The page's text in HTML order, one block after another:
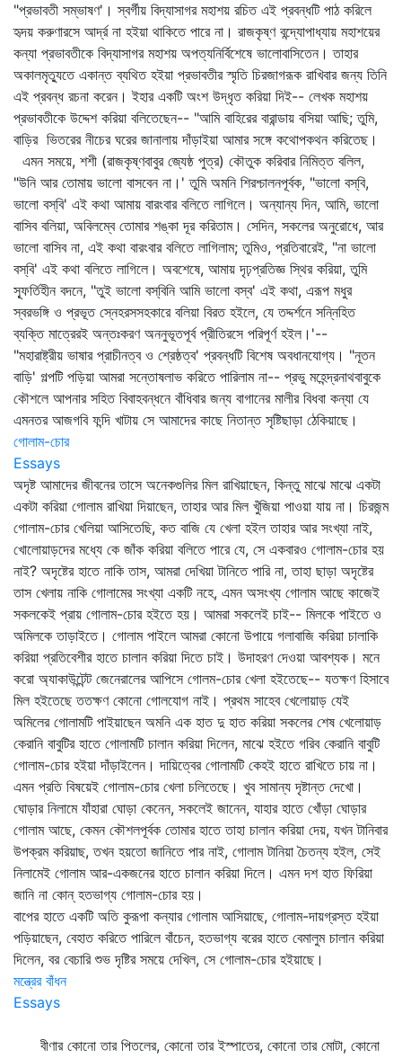
"প্রভাবতী সম্ভাষণ'। স্বর্গীয় বিদ্যাসাগর মহাশয় রচিত এই প্রবন্ধটি পাঠ করিলে
হৃদয় করুণারসে আর্দ্র না হইয়া থাকিতে পারে না। রাজকৃষ্ণ বন্দ্যোপাধ্যায় মহাশয়ের
কন্যা প্রভাবতীকে বিদ্যাসাগর মহাশয় অপত্যনির্বিশেষে ভালোবাসিতেন। তাহার
অকালমৃত্যুতে একান্ত ব্যথিত হইয়া প্রভাবতীর স্মৃতি চিরজাগরূক রাখিবার জন্য তিনি
এই প্রবন্ধ রচনা করেন। ইহার একটি অংশ উদ্‌ধৃত করিয়া দিই-- লেখক মহাশয়
প্রভাবতীকে উদ্দেশ করিয়া বলিতেছেন-- "আমি বাহিরের বারান্ডায় বসিয়া আছি; তুমি,
বাড়ির ভিতরের নীচের ঘরের জানালায় দাঁড়াইয়া আমার সঙ্গে কথোপকথন করিতেছ।
এমন সময়ে, শশী (রাজকৃষ্ণবাবুর জ্যেষ্ঠ পুত্র) কৌতুক করিবার নিমিত্ত বলিল,
"উনি আর তোমায় ভালো বাসবেন না।' তুমি অমনি শিরশ্চালনপূর্বক, "ভালো বস্‌বি,
ভালো বস্‌বি' এই কথা আমায় বারংবার বলিতে লাগিলে। অন্যান্য দিন, আমি, ভালো
বাসিব বলিয়া, অবিলম্বে তোমার শঙ্কা দূর করিতাম। সেদিন, সকলের অনুরোধে, আর
ভালো বাসিব না, এই কথা বারংবার বলিতে লাগিলাম; তুমিও, প্রতিবারেই, "না ভালো
বস্‌বি' এই কথা বলিতে লাগিলে। অবশেষে, আমায় দৃঢ়প্রতিজ্ঞ স্থির করিয়া, তুমি
স্ফূর্তিহীন বদনে, "তুই ভালো বস্‌বিনি আমি ভালো বস্‌ব' এই কথা, এরূপ মধুর
স্বরভঙ্গি ও প্রভূত স্নেহরসসহকারে বলিয়া বিরত হইলে, যে তদ্দর্শনে সন্নিহিত
ব্যক্তি মাত্রেরই অন্তঃকরণ অননুভূতপূর্ব প্রীতিরসে পরিপূর্ণ হইল।'--
"মহারাষ্ট্রীয় ভাষার প্রাচীনত্ব ও শ্রেষ্ঠত্ব' প্রবন্ধটি বিশেষ অবধানযোগ্য। "নূতন
বাড়ি' গল্পটি পড়িয়া আমরা সন্তোষলাভ করিতে পারিলাম না-- প্রভু মহেন্দ্রনাথবাবুকে
কৌশলে আপনার সহিত বিবাহবন্ধনে বাঁধিবার জন্য বাগানের মালীর বিধবা কন্যা যে
এমনতর আজগবি ফন্দি খাটায় সে আমাদের কাছে নিতান্ত সৃষ্টিছাড়া ঠেকিয়াছে।
গোলাম-চোর
Essays
অদৃষ্ট আমাদের জীবনের তাসে অনেকগুলির মিল রাখিয়াছেন, কিন্তু মাঝে মাঝে একটা
একটা করিয়া গোলাম রাখিয়া দিয়াছেন, তাহার আর মিল খুঁজিয়া পাওয়া যায় না। চিরজন্ম
গোলাম-চোর খেলিয়া আসিতেছি, কত বাজি যে খেলা হইল তাহার আর সংখ্যা নাই,
খোলোয়াড়দের মধ্যে কে জাঁক করিয়া বলিতে পারে যে, সে একবারও গোলাম-চোর হয়
নাই? অদৃষ্টের হাতে নাকি তাস, আমরা দেখিয়া টানিতে পারি না, তাহা ছাড়া অদৃষ্টের
তাস খেলায় নাকি গোলামের সংখ্যা একটি নহে, এমন অসংখ্য গোলাম আছে কাজেই
সকলকেই প্রায় গোলাম-চোর হইতে হয়। আমরা সকলেই চাই-- মিলকে পাইতে ও
অমিলকে তাড়াইতে। গোলাম পাইলে আমরা কোনো উপায়ে গলাবাজি করিয়া চালাকি
করিয়া প্রতিবেশীর হাতে চালান করিয়া দিতে চাই। উদাহরণ দেওয়া আবশ্যক। মনে
করো অ্যাকাউন্টেন্ট জেনেরালের আপিসে গোলম-চোর খেলা হইতেছে-- যতক্ষণ হিসাবে
মিল হইতেছে ততক্ষণ কোনো গোলযোগ নাই। প্রথম সাহেব খেলোয়াড় যেই
অমিলের গোলামটি পাইয়াছেন অমনি এক হাত দু হাত করিয়া সকলের শেষ খেলোয়াড়
কেরানি বাবুটির হাতে গোলামটি চালান করিয়া দিলেন, মাঝে হইতে গরিব কেরানি বাবুটি
গোলাম-চোর হইয়া দাঁড়াইলেন। দায়িত্বের গোলামটি কেহই হাতে রাখিতে চায় না।
এমন প্রতি বিষয়েই গোলাম-চোর খেলা চলিতেছে। খুব সামান্য দৃষ্টান্ত দেখো।
ঘোড়ার নিলামে যাঁহারা ঘোড়া কেনেন, সকলেই জানেন, যাহার হাতে খোঁড়া ঘোড়ার
গোলাম আছে, কেমন কৌশলপূর্বক তোমার হাতে তাহা চালান করিয়া দেয়, যখন টানিবার
উপক্রম করিয়াছ, তখন হয়তো জানিতে পার নাই, গোলাম টানিয়া চৈতন্য হইল, সেই
নিলামেই গোলাম আর-একজনের হাতে চালান করিয়া দিলে। এমন দশ হাত ফিরিয়া
জানি না কোন্‌ হতভাগ্য গোলাম-চোর হয়।
বাপের হাতে একটি অতি কুরূপা কন্যার গোলাম আসিয়াছে, গোলাম-দায়গ্রস্ত হইয়া
পড়িয়াছেন, বেহাত করিতে পারিলে বাঁচেন, হতভাগ্য বরের হাতে বেমালুম চালান করিয়া
দিলেন, বর বেচারি শুভ দৃষ্টির সময়ে দেখিল, সে গোলাম-চোর হইয়াছে।
মন্ত্রের বাঁধন
Essays
বীণার কোনো তার পিতলের, কোনো তার ইস্পাতের, কোনো তার মোটা, কোনো